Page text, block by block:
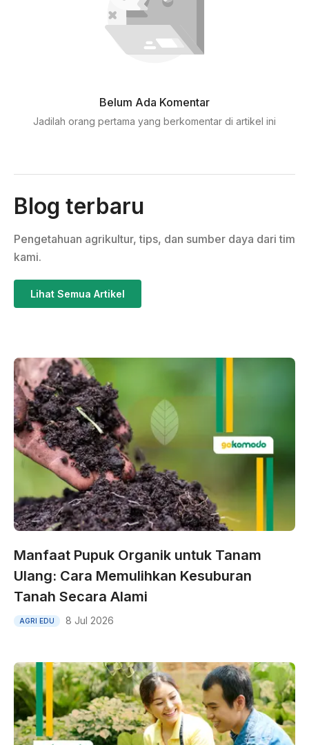
Belum Ada Komentar
Jadilah orang pertama yang berkomentar di artikel ini
Blog terbaru
Pengetahuan agrikultur, tips, dan sumber daya dari tim
kami.
Lihat Semua Artikel
Manfaat Pupuk Organik untuk Tanam
Ulang: Cara Memulihkan Kesuburan
Tanah Secara Alami
AGRI EDU 8 Jul 2026